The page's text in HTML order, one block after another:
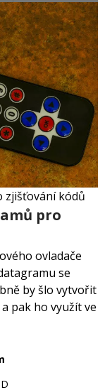
zjišťování kódů
pro
ovladače
se
by šlo vytvořit
pak ho využít ve